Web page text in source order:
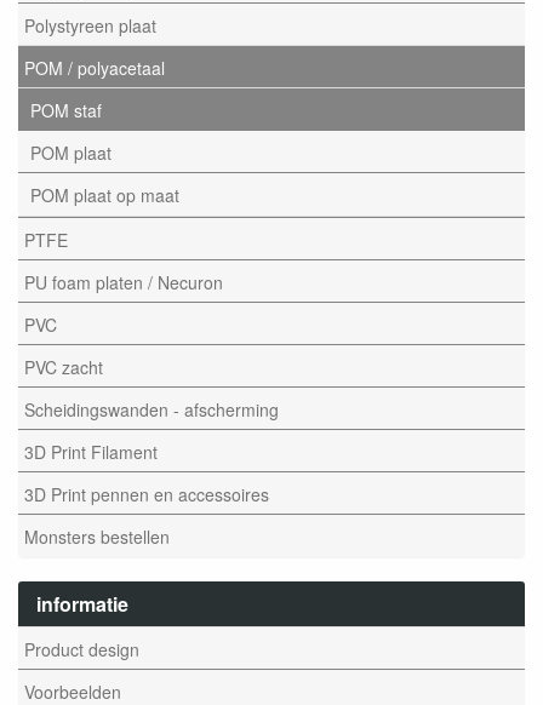
Polystyreen plaat
POM / polyacetaal
POM staf
POM plaat
POM plaat op maat
PTFE
PU foam platen / Necuron
PVC
PVC zacht
Scheidingswanden - afscherming
3D Print Filament
3D Print pennen en accessoires
Monsters bestellen
informatie
Product design
Voorbeelden